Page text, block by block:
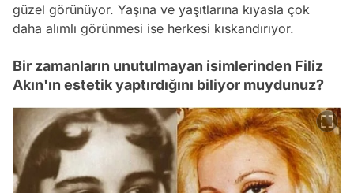
güzel görünüyor. Yaşına ve yaşıtlarına kıyasla çok
daha alımlı görünmesi ise herkesi kıskandırıyor.
Bir zamanların unutulmayan isimlerinden Filiz
Akın'ın estetik yaptırdığını biliyor muydunuz?